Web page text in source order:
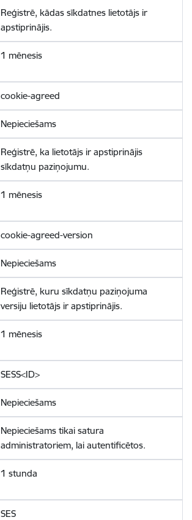
Reģistrē, kādas sīkdatnes lietotājs ir
apstiprinājis.
1 mēnesis
cookie-agreed
Nepieciešams
Reģistrē, ka lietotājs ir apstiprinājis
sīkdatņu paziņojumu.
1 mēnesis
cookie-agreed-version
Nepieciešams
Reģistrē, kuru sīkdatņu paziņojuma
versiju lietotājs ir apstiprinājis.
1 mēnesis
SESS<ID>
Nepieciešams
Nepieciešams tikai satura
administratoriem, lai autentificētos.
1 stunda
SES